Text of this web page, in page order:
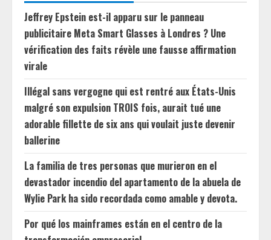
Jeffrey Epstein est-il apparu sur le panneau
publicitaire Meta Smart Glasses à Londres ? Une
vérification des faits révèle une fausse affirmation
virale
Illégal sans vergogne qui est rentré aux États-Unis
malgré son expulsion TROIS fois, aurait tué une
adorable fillette de six ans qui voulait juste devenir
ballerine
La familia de tres personas que murieron en el
devastador incendio del apartamento de la abuela de
Wylie Park ha sido recordada como amable y devota.
Por qué los mainframes están en el centro de la